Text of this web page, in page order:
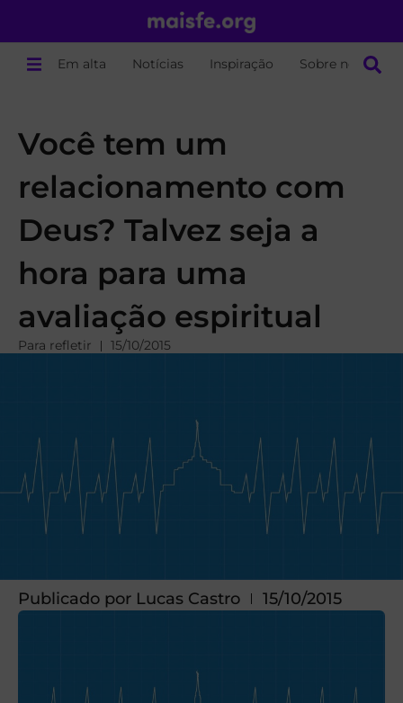
Em alta Notícias Inspiração Sobre nós
Você tem um
relacionamento com
Deus? Talvez seja a
hora para uma
avaliação espiritual
Para refletir 15/10/2015
Publicado por Lucas Castro 15/10/2015